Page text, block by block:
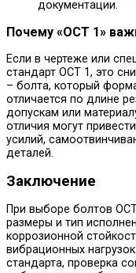
документации.
Почему «ОСТ 1»
Если в чертеже или
стандарт ОСТ 1, это
– болта, который
отличается по длине
допускам или
отличия могут
усилий,
деталей.
Заключение
При выборе болтов
размеры и тип
коррозионной
вибрационных
стандарта, проверка